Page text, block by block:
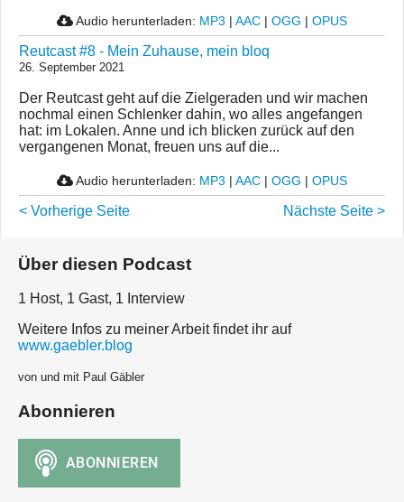
Audio herunterladen: MP3 | AAC | OGG | OPUS
Reutcast #8 - Mein Zuhause, mein bloq
26. September 2021
Der Reutcast geht auf die Zielgeraden und wir machen
nochmal einen Schlenker dahin, wo alles angefangen
hat: im Lokalen. Anne und ich blicken zurück auf den
vergangenen Monat, freuen uns auf die...
Audio herunterladen: MP3 | AAC | OGG | OPUS
< Vorherige Seite Nächste Seite >
Über diesen Podcast
1 Host, 1 Gast, 1 Interview
Weitere Infos zu meiner Arbeit findet ihr auf
www.gaebler.blog
von und mit Paul Gäbler
Abonnieren